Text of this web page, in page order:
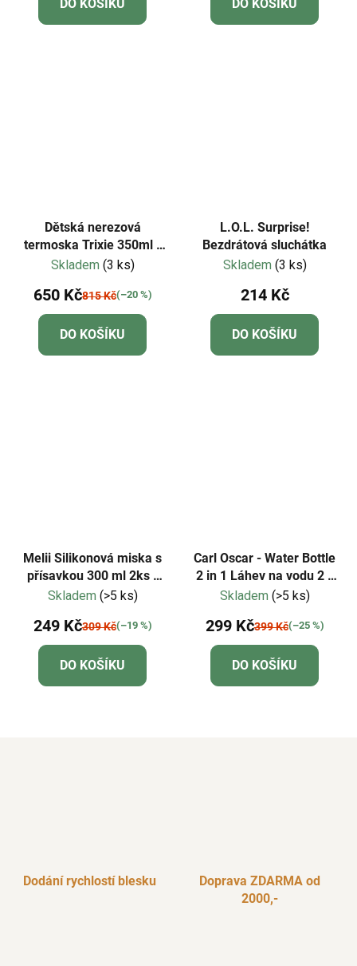
DO KOŠÍKU DO KOŠÍKU
Dětská nerezová
termoska Trixie 350ml -
Mrs. Elephant
Skladem (3 ks)
650 Kč815 Kč(–20 %)
DO KOŠÍKU
L.O.L. Surprise!
Bezdrátová sluchátka
Skladem (3 ks)
214 Kč
DO KOŠÍKU
Melii Silikonová miska s
přísavkou 300 ml 2ks -
BullDog
Skladem (>5 ks)
249 Kč309 Kč(–19 %)
DO KOŠÍKU
Carl Oscar - Water Bottle
2 in 1 Láhev na vodu 2 v
1 - zelená s velbloudem
Skladem (>5 ks)
299 Kč399 Kč(–25 %)
DO KOŠÍKU
Dodání rychlostí blesku
Doprava ZDARMA od
2000,-